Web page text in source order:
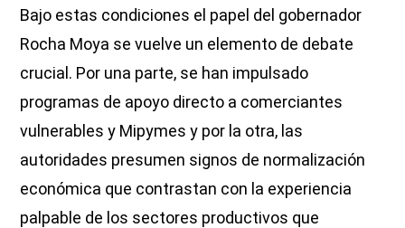
Bajo estas condiciones el papel del gobernador
Rocha Moya se vuelve un elemento de debate
crucial. Por una parte, se han impulsado
programas de apoyo directo a comerciantes
vulnerables y Mipymes y por la otra, las
autoridades presumen signos de normalización
económica que contrastan con la experiencia
palpable de los sectores productivos que